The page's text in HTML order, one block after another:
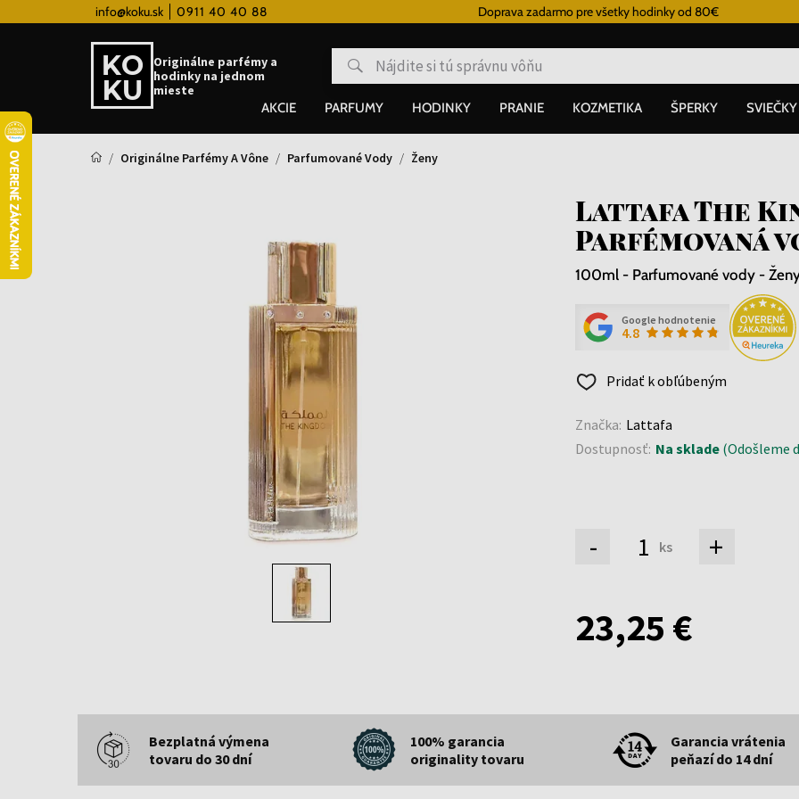
info@koku.sk 0911 40 40 88Vernostný systém Doprava zadarmo pre všetky hodinky od 80€
Originálne parfémy a
hodinky na jednom
mieste
AKCIE
PARFUMY HODINKY PRANIE KOZMETIKA ŠPERKY SVIEČKY
Originálne Parfémy A Vône Parfumované Vody Ženy
Lattafa The
Parfémovaná
100ml - Parfumované vody -
Google hodnotenie
4.8
Pridať k obľúbeným
Značka: Lattafa
Dostupnosť: Na sklade(Odošleme
- ks +
23,25 €
Bezplatná výmena
tovaru do 30 dní
100% garancia
originality tovaru
Garancia vrátenia
peňazí do 14 dní